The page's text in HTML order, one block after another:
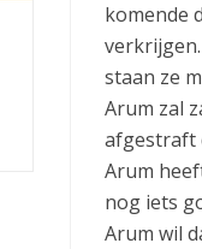
komende
staan ze
Arum zal
afgestraft
Arum
nog iets
Arum wil